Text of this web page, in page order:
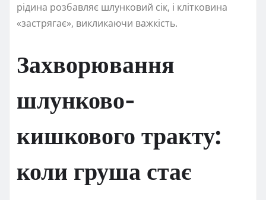
рідина розбавляє шлунковий сік, і клітковина
«застрягає», викликаючи важкість.
Захворювання
шлунково-
кишкового тракту:
коли груша стає